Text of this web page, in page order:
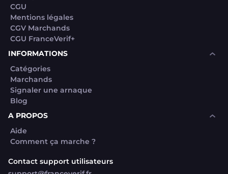
CGU
Mentions légales
CGV Marchands
CGU FranceVerif+
INFORMATIONS
Catégories
Marchands
Signaler une arnaque
Blog
A PROPOS
Aide
Comment ça marche ?
Contact support utilisateurs